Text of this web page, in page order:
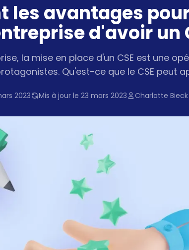
les avantages
d'avoir un
la mise en place d'un CSE est une
Qu'est-ce que le CSE peut
2023 Mis à jour le 23 mars 2023 Charlotte